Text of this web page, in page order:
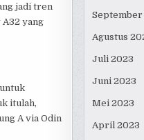
jadi tren
yang
itulah,
A via Odin
September
Agustus
Juli 2023
Juni 2023
Mei 2023
April 2023